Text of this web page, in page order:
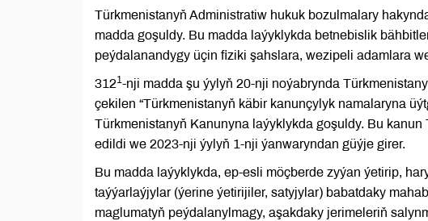
Türkmenistanyň Administratiw hukuk bozulmalary
madda goşuldy. Bu madda laýyklykda betnebislik
peýdalanаndygy üçin fiziki şahslara, wezipeli adamlara
3121-nji madda şu ýylyň 20-nji noýabrynda
çekilen “Türkmenistanyň käbir kanunçylyk namalaryna
Türkmenistanyň Kanunyna laýyklykda goşuldy. Bu
edildi we 2023-nji ýylyň 1-nji ýanwaryndan güýje girer.
Bu madda laýyklykda, ep-esli möçberde zyýan ýetirip,
taýýarlaýjylar (ýerine ýetirijiler, satyjylar) babatdaky
maglumatyň peýdalanylmagy, aşakdaky jerimeleriň